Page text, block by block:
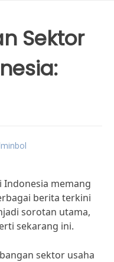
Sektor
Indonesia memang
berita terkini
sorotan utama,
sekarang ini.
sektor usaha